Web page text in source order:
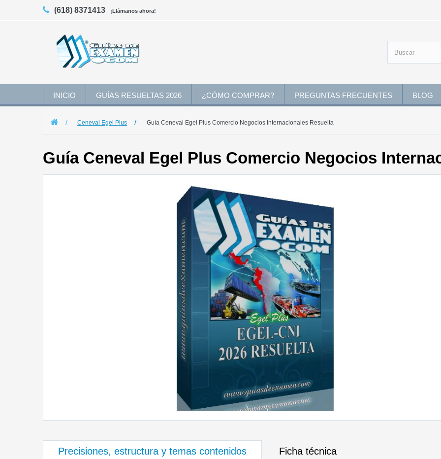
(618) 8371413 ¡Llámanos ahora!
INICIO GUÍAS RESUELTAS 2026 ¿CÓMO COMPRAR? PREGUNTAS FRECUENTES BLOG
Ceneval Egel Plus Guía Ceneval Egel Plus Comercio Negocios Internacionales Resuelta
Guía Ceneval Egel Plus Comercio Negocios
Precisiones, estructura y temas contenidos Ficha técnica